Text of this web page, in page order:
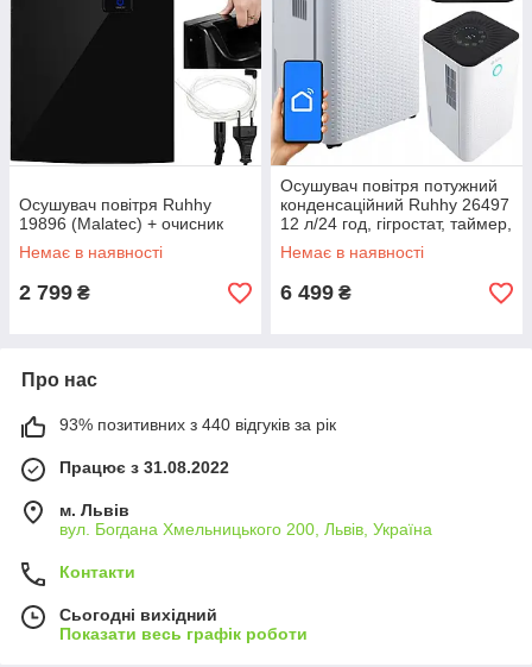
Осушувач повітря Ruhhy
19896 (Malatec) + очисник
Немає в наявності
2 799 ₴
Осушувач повітря потужний
конденсаційний Ruhhy 26497
12 л/24 год, гігростат, таймер,
WiFi
Немає в наявності
6 499 ₴
Про нас
93% позитивних з 440 відгуків за рік
Працює з 31.08.2022
м. Львів
вул. Богдана Хмельницького 200, Львів, Україна
Контакти
Сьогодні вихідний
Показати весь графік роботи